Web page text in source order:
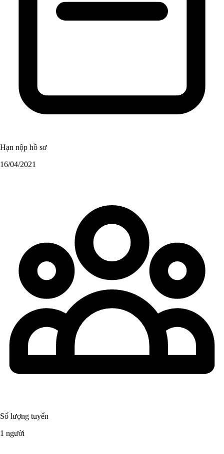
Hạn nộp hồ sơ
16/04/2021
Số lượng tuyển
1 người